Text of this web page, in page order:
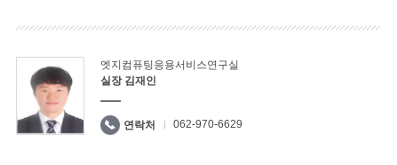
엣지컴퓨팅응용서비스연구실
실장 김재인
연락처 062-970-6629